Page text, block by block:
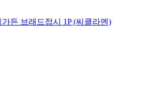
든 브래드접시 1P (씨클라멘)